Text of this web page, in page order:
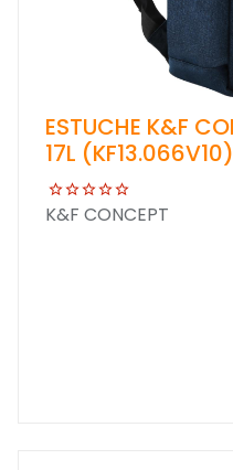
ESTUCHE K&F
17L (KF13.066V10)
K&F CONCEPT